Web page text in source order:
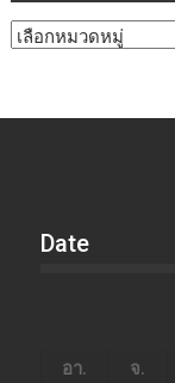
หัวข้อ
Date
อา. จ.